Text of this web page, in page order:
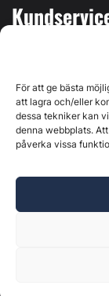
För att ge bästa
att lagra och/eller
dessa tekniker kan
denna webbplats.
påverka vissa
Kontakta oss
Ansvarig
webbplats är
Policy